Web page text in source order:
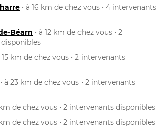
• à 16 km de chez vous • 4 intervenants
Béarn • à 12 km de chez vous • 2
15 km de chez vous • 2 intervenants
• à 23 km de chez vous • 2 intervenants
de chez vous • 2 intervenants disponibles
km de chez vous • 2 intervenants disponibles